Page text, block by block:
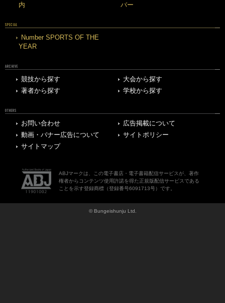
内
バー
SPECIAL
Number SPORTS OF THE
YEAR
ARCHIVE
競技から探す
大会から探す
著者から探す
学校から探す
OTHERS
お問い合わせ
広告掲載について
動画・バナー広告について
サイトポリシー
サイトマップ
ABJマークは、この電子書店・電子書籍配信サービスが、著作
権者からコンテンツ使用許諾を得た正規版配信サービスである
ことを示す登録商標（登録番号6091713号）です。
© Bungeishunju Ltd.